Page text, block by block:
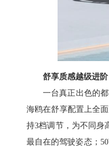
舒享质感越级进
一台真正出色的
海鸥在舒享配置上全
持3档调节，为不同身
最自在的驾驶姿态；